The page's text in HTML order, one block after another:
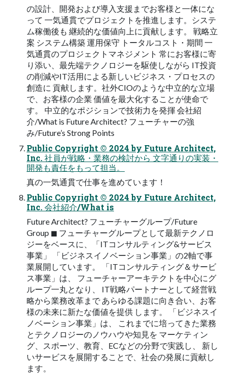
の設計、開発および導入支援までお客様と一体にな
って 一気通貫でプロジェクトを推進します。システ
ム稼働後も 継続的な価値向上に貢献します。 戦略立
案 システム構築 運用保守 トータルコスト・期間 一
気通貫のプロジェクトマネジメント 常にお客様に寄
り添い、最先端テクノロジーを駆使しながら IT投資
の削減やIT活用による新しいビジネス・プロセスの
創造に 貢献します。社外CIOのような中立的な立場
で、お客様の企業 価値を最大化することが使命で
す。 中立的なポジションで技術力を発揮 会社紹
介/What is Future Architect? フューチャーの強
み/Future’s Strong Points
Public Copyright ©︎ 2024 by Future Architect,
Inc. 社員が戦略・業務の検討から 文字通りの実装・
開発も責任をもって担当。
真の一気通貫で仕事を進めています！
Public Copyright ©︎ 2024 by Future Architect,
Inc. 会社紹介/What is
Future Architect? フューチャーグループ/Future
Group ◼ フューチャーグループとして最新テクノロ
ジーをベースに、「ITコンサルティング&サービス
事業」 「ビジネスイノベーション事業」の2軸で事
業展開しています。 「ITコンサルティング＆サービ
ス事業」は、 フューチャーアーキテクトを中心にグ
ループ一丸となり、 IT戦略パートナーとして経営戦
略から業務改革まで あらゆる課題に向き合い、お客
様の未来に新たな価値を提供 します。 「ビジネスイ
ノベーション事業」は、 これまでに培ってきた業務
とテクノロジーのノウハウや知見を マーケティン
グ、スポーツ、教育、ECなどの分野で実践し、 新し
いサービスを展開することで、社会の発展に貢献し
ます。